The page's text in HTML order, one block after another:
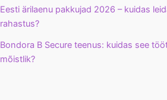
Eesti ärilaenu pakkujad 2026 – kuidas
rahastus?
Bondora B Secure teenus: kuidas see
mõistlik?